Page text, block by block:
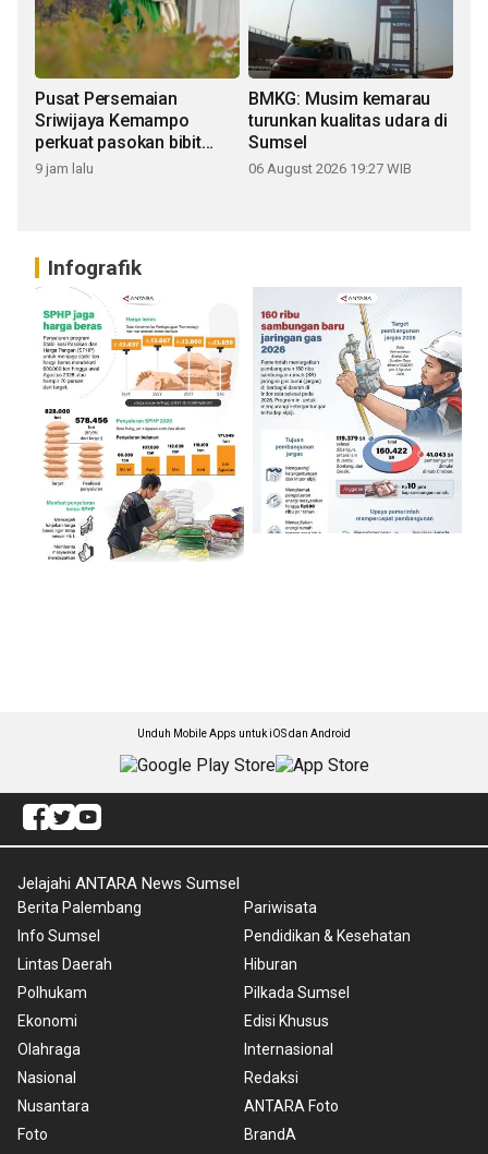
Pusat Persemaian
Sriwijaya Kemampo
perkuat pasokan bibit
penghijauan
9 jam lalu
BMKG: Musim kemarau
turunkan kualitas udara di
Sumsel
06 August 2026 19:27 WIB
Infografik
Unduh Mobile Apps untuk iOS dan Android
Jelajahi ANTARA News Sumsel
Berita Palembang
Info Sumsel
Lintas Daerah
Polhukam
Ekonomi
Olahraga
Nasional
Nusantara
Foto
Pariwisata
Pendidikan & Kesehatan
Hiburan
Pilkada Sumsel
Edisi Khusus
Internasional
Redaksi
ANTARA Foto
BrandA